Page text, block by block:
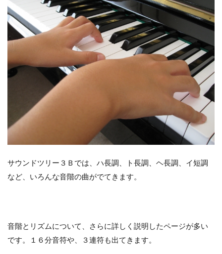
サウンドツリー３Ｂでは、ハ長調、ト長調、ヘ長調、イ短調
など、いろんな音階の曲がでてきます。
音階とリズムについて、さらに詳しく説明したページが多い
です。１６分音符や、３連符も出てきます。